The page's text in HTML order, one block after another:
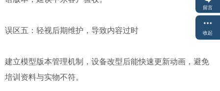
误区五：轻视后期维护，导致内容过时
建立模型版本管理机制，设备改型后能快速更新动画，避免
培训资料与实物不符。
留言
收起